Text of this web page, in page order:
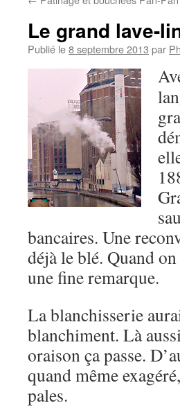
Le grand lave-
Publié le8 septembre 2013 par
bancaires. Une
déjà le blé. Quand
une fine remarque.
La blanchisserie
blanchiment. Là
oraison ça passe.
quand même
pales.